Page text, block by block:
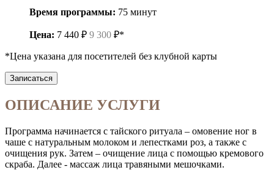
Время программы: 75 минут
Цена: 7 440 ₽ 9 300 ₽*
*Цена указана для посетителей без клубной карты
Записаться
ОПИСАНИЕ УСЛУГИ
Программа начинается с тайского ритуала – омовение ног в
чаше с натуральным молоком и лепестками роз, а также с
очищения рук. Затем – очищение лица с помощью кремового
скраба. Далее - массаж лица травяными мешочками.